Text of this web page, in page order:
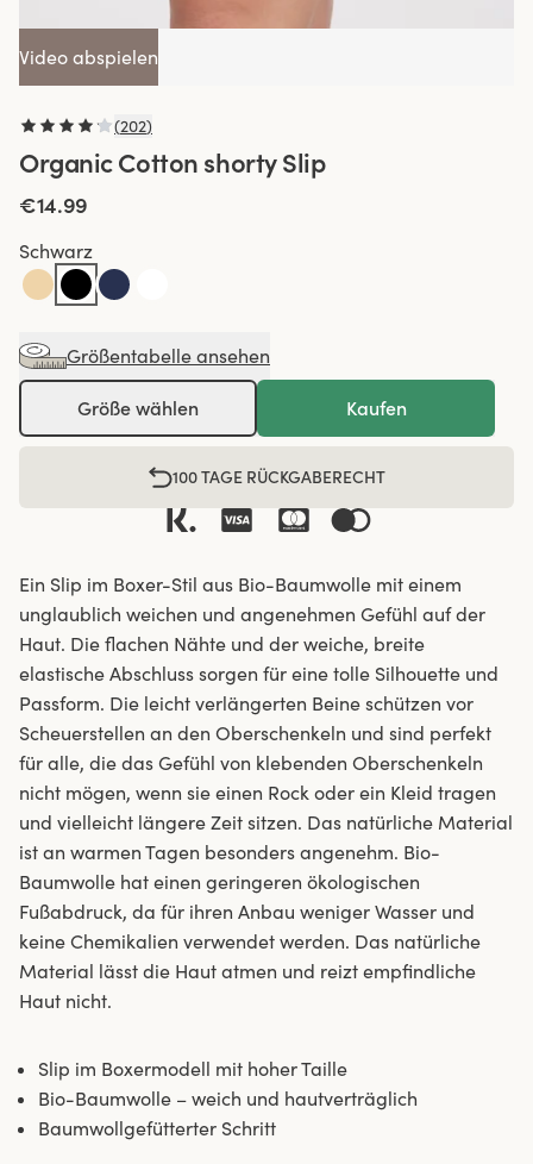
Video abspielen
(202)
Organic Cotton shorty Slip
€14.99
Schwarz
Größentabelle ansehen
Größe wählen Kaufen
100 TAGE RÜCKGABERECHT
Ein Slip im Boxer-Stil aus Bio-Baumwolle mit einem
unglaublich weichen und angenehmen Gefühl auf der
Haut. Die flachen Nähte und der weiche, breite
elastische Abschluss sorgen für eine tolle Silhouette und
Passform. Die leicht verlängerten Beine schützen vor
Scheuerstellen an den Oberschenkeln und sind perfekt
für alle, die das Gefühl von klebenden Oberschenkeln
nicht mögen, wenn sie einen Rock oder ein Kleid tragen
und vielleicht längere Zeit sitzen. Das natürliche Material
ist an warmen Tagen besonders angenehm. Bio-
Baumwolle hat einen geringeren ökologischen
Fußabdruck, da für ihren Anbau weniger Wasser und
keine Chemikalien verwendet werden. Das natürliche
Material lässt die Haut atmen und reizt empfindliche
Haut nicht.
Slip im Boxermodell mit hoher Taille
Bio-Baumwolle – weich und hautverträglich
Baumwollgefütterter Schritt